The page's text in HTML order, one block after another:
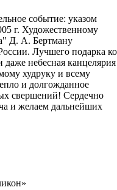
событие: указом
г. Художественному
Д. А. Бертману
Лучшего подарка ко
небесная канцелярия
худруку и всему
и долгожданное
свершений! Сердечно
и желаем дальнейших